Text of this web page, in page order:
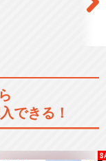
北斗の拳 ユリ
できる！